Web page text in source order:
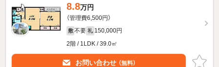
8.8万円
（管理費6,500円）
敷 不要 礼 150,000円
2階 / 1LDK / 39.0㎡
お問い合わせ （無料）